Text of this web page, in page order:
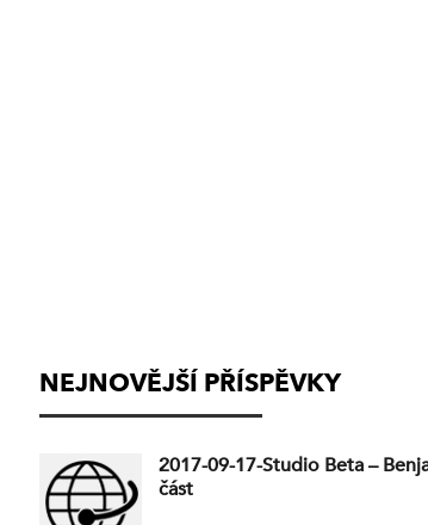
NEJNOVĚJŠÍ PŘÍSPĚVKY
2017-09-17-Studio Beta –
část